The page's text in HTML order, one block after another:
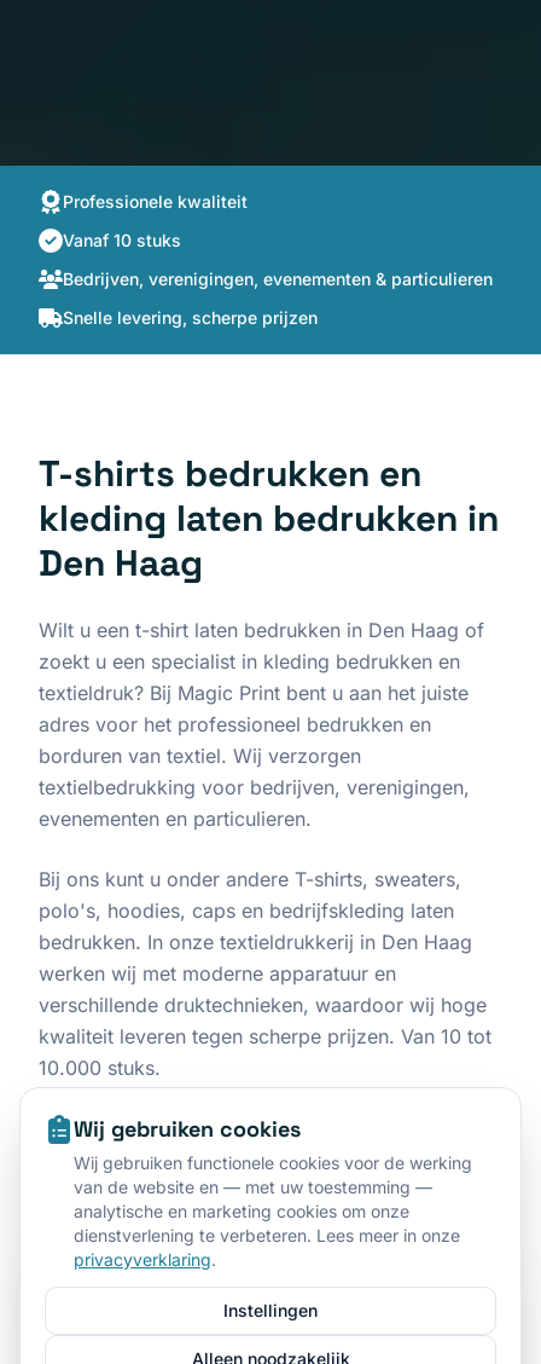
Wij gebruiken cookies
Wij gebruiken functionele cookies voor de werking
van de website en — met uw toestemming —
analytische en marketing cookies om onze
dienstverlening te verbeteren. Lees meer in onze
privacyverklaring.
Instellingen
Alleen noodzakelijk
Professionele kwaliteit
Vanaf 10 stuks
Bedrijven, verenigingen, evenementen & particulieren
Snelle levering, scherpe prijzen
T-shirts bedrukken en
kleding laten bedrukken in
Den Haag
Wilt u een t-shirt laten bedrukken in Den Haag of
zoekt u een specialist in kleding bedrukken en
textieldruk? Bij Magic Print bent u aan het juiste
adres voor het professioneel bedrukken en
borduren van textiel. Wij verzorgen
textielbedrukking voor bedrijven, verenigingen,
evenementen en particulieren.
Bij ons kunt u onder andere T-shirts, sweaters,
polo's, hoodies, caps en bedrijfskleding laten
bedrukken. In onze textieldrukkerij in Den Haag
werken wij met moderne apparatuur en
verschillende druktechnieken, waardoor wij hoge
kwaliteit leveren tegen scherpe prijzen. Van 10 tot
10.000 stuks.
Bekijk aanbiedingen